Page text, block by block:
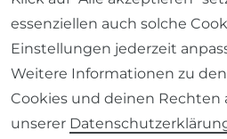
Barrierefreiheitserklärung
essenziellen auch solche
Einstellungen jederzeit
Weitere Informationen zu
Cookies und deinen Rechten
unserer